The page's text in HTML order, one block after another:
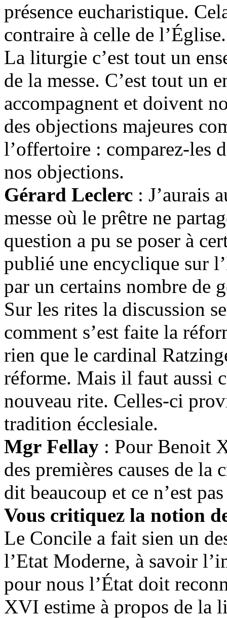
présence eucharistique.
contraire à celle de l’Église.
La liturgie c’est tout un
de la messe. C’est tout un
accompagnent et doivent
des objections majeures
l’offertoire : comparez-les
nos objections.
Gérard Leclerc : J’aurais
messe où le prêtre ne
question a pu se poser à
publié une encyclique sur
par un certains nombre de
Sur les rites la discussion
comment s’est faite la
rien que le cardinal
réforme. Mais il faut aussi
nouveau rite. Celles-ci
tradition écclesiale.
Mgr Fellay : Pour Benoit
des premières causes de la
dit beaucoup et ce n’est
Vous critiquez la notion
Le Concile a fait sien un
l’Etat Moderne, à savoir
pour nous l’État doit
XVI estime à propos de la